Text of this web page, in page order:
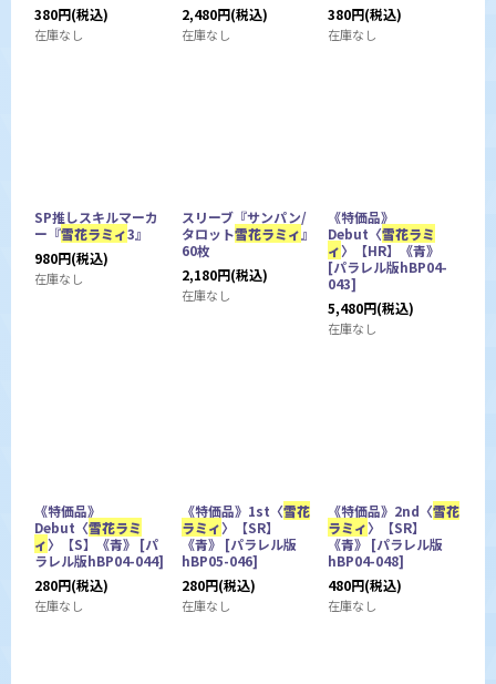
380円(税込)
在庫なし
2,480円(税込)
在庫なし
380円(税込)
在庫なし
SP推しスキルマーカ
ー『雪花ラミィ3』
980円(税込)
在庫なし
スリーブ『サンパン/
タロット雪花ラミィ 』
60枚
2,180円(税込)
在庫なし
《特価品》
Debut〈雪花ラミ
ィ〉【HR】《青》
[パラレル版hBP04-
043]
5,480円(税込)
在庫なし
《特価品》
Debut〈雪花ラミ
ィ〉【S】《青》 [パ
ラレル版hBP04-044]
280円(税込)
在庫なし
《特価品》1st〈雪花
ラミィ〉【SR】
《青》 [パラレル版
hBP05-046]
280円(税込)
在庫なし
《特価品》2nd〈雪花
ラミィ〉【SR】
《青》 [パラレル版
hBP04-048]
480円(税込)
在庫なし